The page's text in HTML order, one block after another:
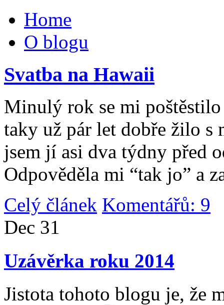
Home
O blogu
Svatba na Hawaii
Minulý rok se mi
taky už pár let dobře žilo
jsem jí asi dva týdny před
Odpověděla mi “tak jo” a
Celý článek Komentářů: 9
Dec 31
Uzávěrka roku 2014
Jistota tohoto blogu je, že